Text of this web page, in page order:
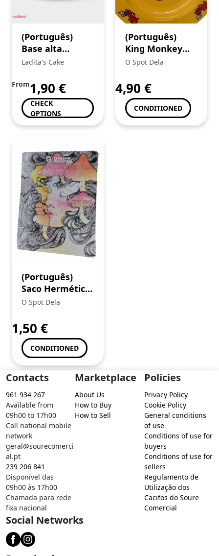
(Português)
Base alta
branca
Ladita's Cake
From1,90 €
CHECK
OPTIONS
(Português)
King Monkey
Cinzeiro (1) +
Brown
O Spot Dela
4,90 €
CONDITIONED
(Português)
Saco Hermético
“Mushroom
O Spot Dela
1,50 €
CONDITIONED
Contacts
961 934 267
Available from
09h00 to 17h00
Call national mobile
network
geral@sourecomerci
al.pt
239 206 841
Disponível das
09h00 às 17h00
Chamada para rede
fixa nacional
Marketplace
About Us
How to Buy
How to Sell
Policies
Privacy Policy
Cookie Policy
General conditions
of use
Conditions of use for
buyers
Conditions of use for
sellers
Regulamento de
Utilização dos
Cacifos do Soure
Comercial
Social Networks